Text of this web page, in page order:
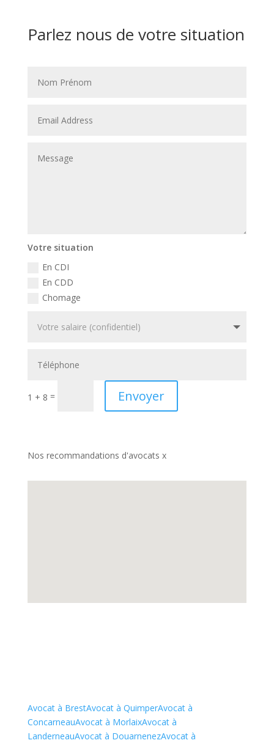
Parlez nous de votre situation
Votre situation
En CDI
En CDD
Chomage
1 + 8 = Envoyer
Nos recommandations d'avocats x
Avocat à BrestAvocat à QuimperAvocat à
ConcarneauAvocat à MorlaixAvocat à
LanderneauAvocat à DouarnenezAvocat à